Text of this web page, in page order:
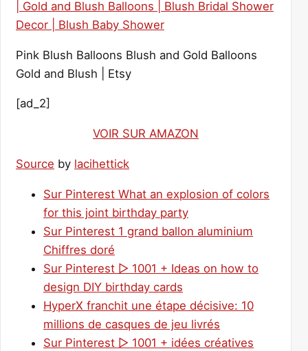
Pink Blush Balloons Blush and Gold Balloons
Gold and Blush | Etsy
[ad_2]
VOIR SUR AMAZON
Source by lacihettick
Sur Pinterest What an explosion of colors
for this joint birthday party
Sur Pinterest 1 grand ballon aluminium
Chiffres doré
Sur Pinterest ▷ 1001 + Ideas on how to
design DIY birthday cards
HyperX franchit une étape décisive: 10
millions de casques de jeu livrés
Sur Pinterest ▷ 1001 + idées créatives